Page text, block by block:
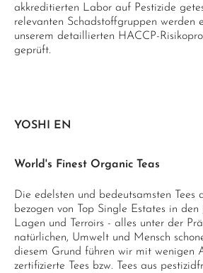
akkreditierten Labor auf Pestizide
relevanten Schadstoffgruppen werden
unserem detaillierten HACCP-
geprüft.
YOSHI EN
World's Finest Organic Teas
Die edelsten und bedeutsamsten Tees
bezogen von Top Single Estates in den
Lagen und Terroirs - alles unter der
natürlichen, Umwelt und Mensch
diesem Grund führen wir mit wenigen
zertifizierte Tees bzw. Tees aus